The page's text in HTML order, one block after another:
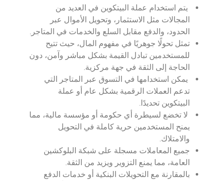
يتم استخدام عملة البيتكوين في العديد من
المجالات مثل الاستثمار، وتحويل الأموال عبر
الحدود، والدفع مقابل السلع والخدمات في المتاجر.
تمثل تحولًا جوهريًا في مفهوم المال، حيث تتيح
للمستخدمين تبادل القيمة بشكل مباشر وآمن، دون
الحاجة إلى الثقة في جهة مركزية.
يمكن استخدامها في التسوق عبر المتاجر التي
تدعم العملات الرقمية بشكل عام أو عملة
البيتكوين تحديدًا.
لا تخضع لسيطرة أي حكومة أو مؤسسة مالية، مما
يمنح المستخدمين حرية كاملة في التحويل
والامتلاك.
جميع المعاملات مسجلة على شبكة البلوكشين
العامة، مما يمنع التزوير ويزيد من الثقة.
بالمقارنة مع التحويلات البنكية أو خدمات الدفع